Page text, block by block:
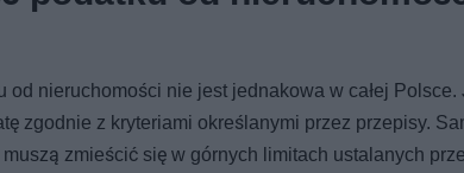
od nieruchomości nie jest jednakowa w całej
zgodnie z kryteriami określanymi przez przepisy.
zmieścić się w górnych limitach ustalanych